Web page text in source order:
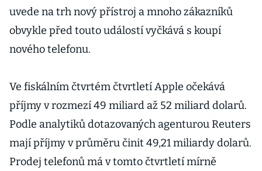
uvede na trh nový přístroj a mnoho zákazníků
obvykle před touto událostí vyčkává s koupí
nového telefonu.
Ve fiskálním čtvrtém čtvrtletí Apple očekává
příjmy v rozmezí 49 miliard až 52 miliard dolarů.
Podle analytiků dotazovaných agenturou Reuters
mají příjmy v průměru činit 49,21 miliardy dolarů.
Prodej telefonů má v tomto čtvrtletí mírně